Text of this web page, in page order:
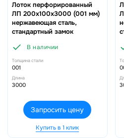
Лоток перфорированный
ЛП 200х100х3000 (001 мм)
нержавеющая сталь,
стандартный замок
В наличии
Толщина стали
001
Длина
3000
Запросить цену
Купить в 1 клик